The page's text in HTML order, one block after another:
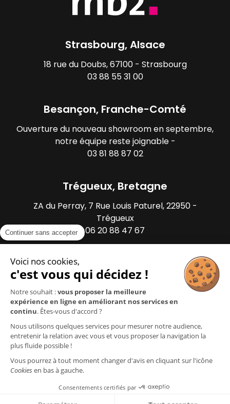
Strasbourg, Alsace
18 rue du Doubs, 67100 - Strasbourg
03 88 55 31 00
Besançon, Franche-Comté
Ouverture du nouveau showroom en septembre,
notre équipe reste joignable -
03 81 88 87 02
Trégueux, Bretagne
ZA du Perray, 7 Rue Louis Paturel, 22950 -
Trégueux
06 20 88 47 67
Gestion des cookies
Politique de confidentialité
Garantie des produits
Continuer sans accepter
Voici nos cookies,
c'est vous qui décidez !
Notre souhait :vous proposer la meilleure
expérience en ligne en améliorant nos services en
continu. Êtes-vous d'accord ?
Nous utilisons quelques services pour mesurer notre audience,
entretenir la relation avec vous et vous proposer la navigation la
plus fluide possible !
Vous pourrez à tout moment changer d'avis en cliquant sur l'icône
Cookies en bas à gauche.
Consentements certifiés par